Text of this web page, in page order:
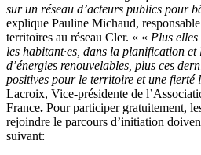
sur un réseau d’acteurs publics pour
explique Pauline Michaud,
territoires au réseau Cler. « « Plus elles
les habitant·es, dans la planification
d’énergies renouvelables, plus ces
positives pour le territoire et une fierté
Lacroix, Vice-présidente de
France. Pour participer gratuitement,
rejoindre le parcours d’initiation
suivant: